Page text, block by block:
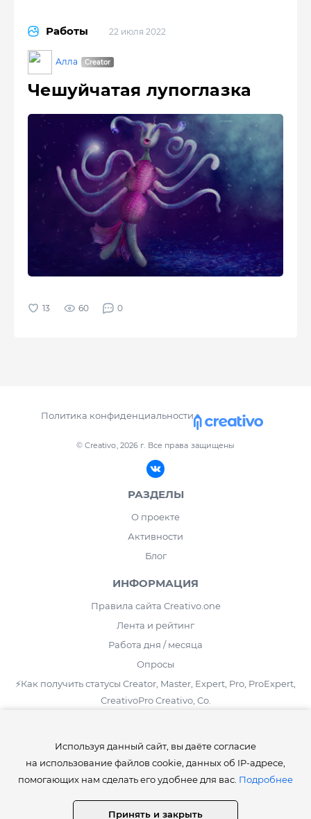
Работы 22 июля 2022
Алла
Чешуйчатая лупоглазка
60 0
© Creativo, 2026 г. Все права защищены
Политика конфиденциальности
РАЗДЕЛЫ
О проекте
Активности
Блог
ИНФОРМАЦИЯ
Правила сайта Creativo.one
Лента и рейтинг
Работа дня / месяца
Опросы
⚡️Как получить статусы Creator, Master, Expert, Pro, ProExpert,
CreativoPro Creativo, Co.
СТАТИСТИКА
Уроков: 4 416
Работ пользователей: 441 076
Используя данный сайт, вы даёте согласие
на использование файлов cookie, данных об IP-адресе,
помогающих нам сделать его удобнее для вас. Подробнее
Принять и закрыть